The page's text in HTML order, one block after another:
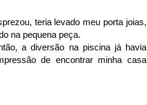
teria levado meu porta joias,
na pequena peça.
a diversão na piscina já havia
de encontrar minha casa